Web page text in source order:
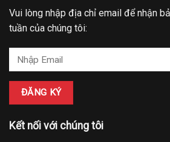
Vui lòng nhập địa chỉ email để nhận
tuần của chúng tôi:
Kết nối với chúng tôi